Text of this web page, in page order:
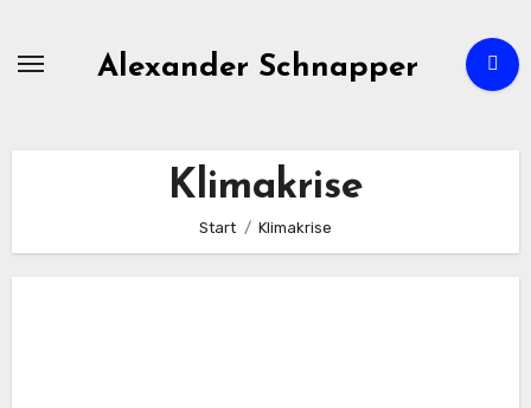
Alexander Schnapper
Klimakrise
Start Klimakrise